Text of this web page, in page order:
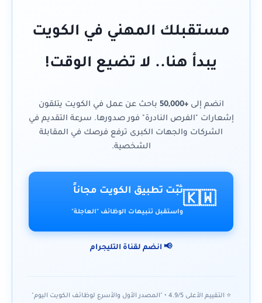
مستقبلك المهني في الكويت
يبدأ هنا.. لا تضيع الوقت!
انضم إلى+50,000
باحث عن عمل في الكويت يتلقون
إشعارات "الفرص النادرة" فور صدورها. سرعة التقديم في
الشركات والجهات الكبرى ترفع فرصك في المقابلة
الشخصية.
🇰🇼
ثبّت تطبيق الكويت مجاناً
واستقبل تنبيهات الوظائف "العاجلة"
📢 انضم لقناة التليجرام
⭐ التقييم الأعلى 4.9/5 • "المصدر الأول والأسرع لوظائف الكويت اليوم"